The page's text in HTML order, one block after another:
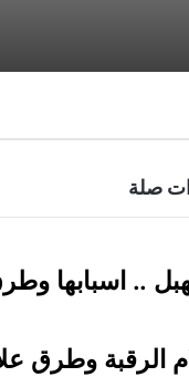
الطبيعية والمرضيةصلة
.. اسبابها
الرقبة وطرق